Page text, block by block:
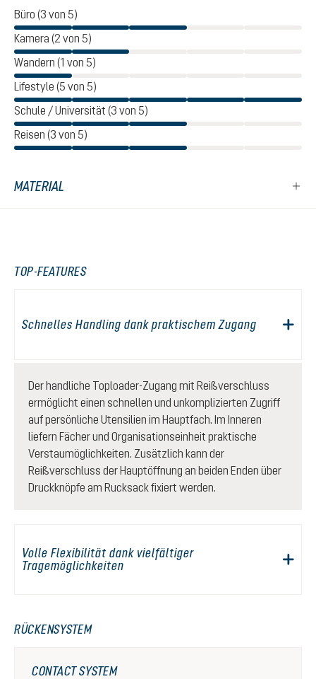
Büro (3 von 5)
Kamera (2 von 5)
Wandern (1 von 5)
Lifestyle (5 von 5)
Schule / Universität (3 von 5)
Reisen (3 von 5)
MATERIAL
TOP-FEATURES
Schnelles Handling dank praktischem Zugang
Der handliche Toploader-Zugang mit Reißverschluss
ermöglicht einen schnellen und unkomplizierten Zugriff
auf persönliche Utensilien im Hauptfach. Im Inneren
liefern Fächer und Organisationseinheit praktische
Verstaumöglichkeiten. Zusätzlich kann der
Reißverschluss der Hauptöffnung an beiden Enden über
Druckknöpfe am Rucksack fixiert werden.
Volle Flexibilität dank vielfältiger
Tragemöglichkeiten
RÜCKENSYSTEM
CONTACT SYSTEM